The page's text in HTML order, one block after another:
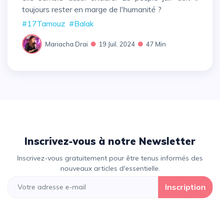
toujours rester en marge de l'humanité ?
#17Tamouz #Balak
Mariacha Drai 19 Juil. 2024 47 Min
Inscrivez-vous à notre Newsletter
Inscrivez-vous gratuitement pour être tenus informés des
nouveaux articles d'essentielle.
Inscription